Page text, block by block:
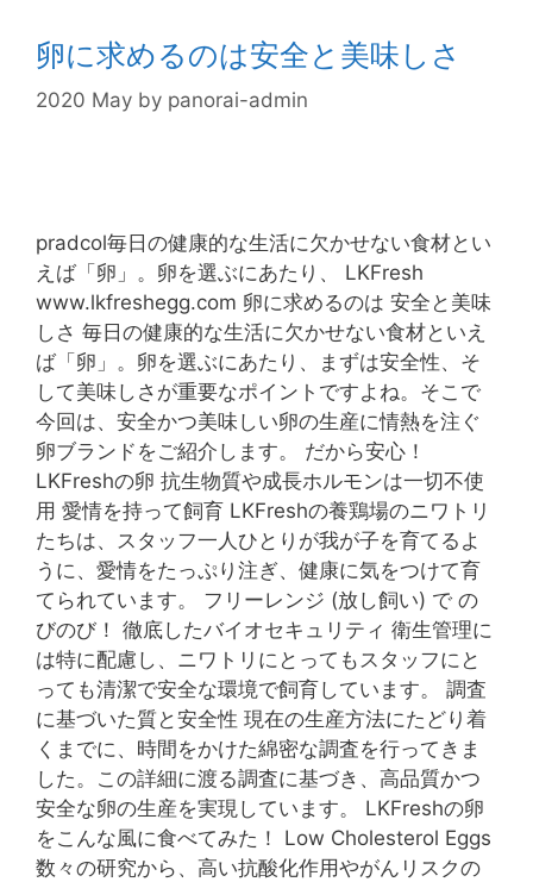
卵に求めるのは安全と美味しさ
2020 May by panorai-admin
pradcol毎日の健康的な生活に欠かせない食材とい
えば「卵」。卵を選ぶにあたり、 LKFresh
www.lkfreshegg.com 卵に求めるのは 安全と美味
しさ 毎日の健康的な生活に欠かせない食材といえ
ば「卵」。卵を選ぶにあたり、まずは安全性、そ
して美味しさが重要なポイントですよね。そこで
今回は、安全かつ美味しい卵の生産に情熱を注ぐ
卵ブランドをご紹介します。 だから安心！
LKFreshの卵 抗生物質や成長ホルモンは一切不使
用 愛情を持って飼育 LKFreshの養鶏場のニワトリ
たちは、スタッフ一人ひとりが我が子を育てるよ
うに、愛情をたっぷり注ぎ、健康に気をつけて育
てられています。 フリーレンジ (放し飼い) で の
びのび！ 徹底したバイオセキュリティ 衛生管理に
は特に配慮し、ニワトリにとってもスタッフにと
っても清潔で安全な環境で飼育しています。 調査
に基づいた質と安全性 現在の生産方法にたどり着
くまでに、時間をかけた綿密な調査を行ってきま
した。この詳細に渡る調査に基づき、高品質かつ
安全な卵の生産を実現しています。 LKFreshの卵
をこんな風に食べてみた！ Low Cholesterol Eggs
数々の研究から、高い抗酸化作用やがんリスクの